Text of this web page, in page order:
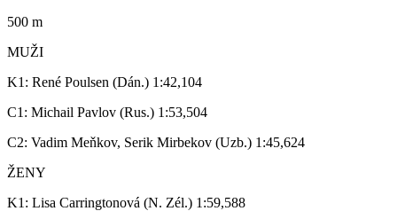
500 m
MUŽI
K1: René Poulsen (Dán.) 1:42,104
C1: Michail Pavlov (Rus.) 1:53,504
C2: Vadim Meňkov, Serik Mirbekov (Uzb.) 1:45,624
ŽENY
K1: Lisa Carringtonová (N. Zél.) 1:59,588